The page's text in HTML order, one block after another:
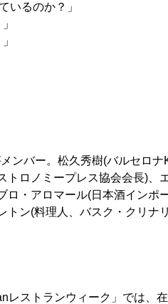
いるのか？」
ンバー。松久秀樹(バルセロナ
ロノミープレス協会会長)、
ロ・アロマール(日本酒インポ
トン(料理人、バスク・クリナ
レストランウィーク」では、